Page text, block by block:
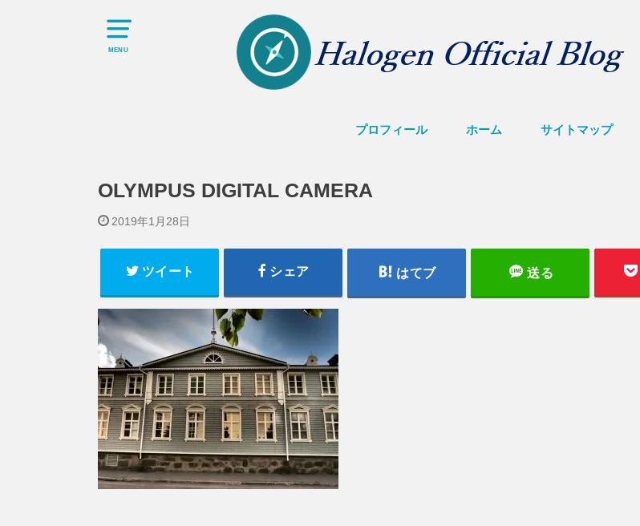
MENU
プロフィール ホーム サイトマップ
OLYMPUS DIGITAL CAMERA
2019年1月28日
ツイート シェア はてブ 送る